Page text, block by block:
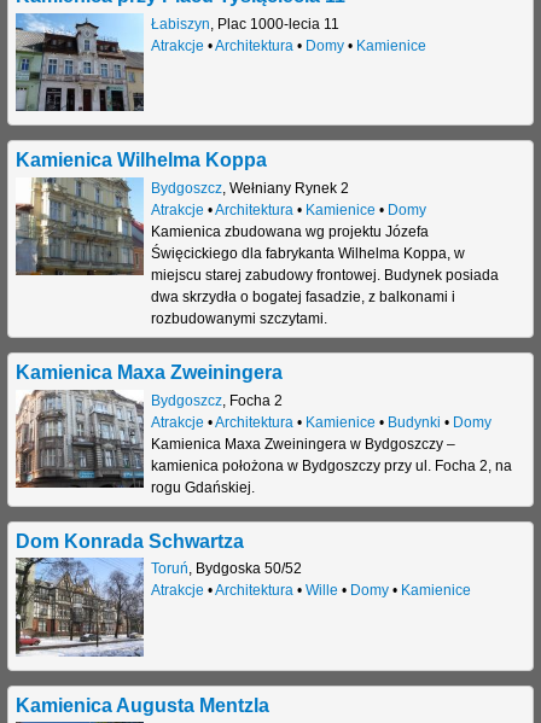
j
Łabiszyn Plac 1000-lecia 11
Atrakcje •Architektura • Domy• Kamienice
Kamienica Wilhelma Koppa
Bydgoszcz, Wełniany Rynek 2
Atrakcje •Architektura • Kamienice • Domy
Kamienica zbudowana wg projektu Józefa
Święcickiego dla fabrykanta Wilhelma Koppa, w
miejscu starej zabudowy frontowej. Budynek posiada
dwa skrzydła o bogatej fasadzie, z balkonami i
rozbudowanymi szczytami.
Kamienica Maxa Zweiningera
Bydgoszcz, Focha 2
Atrakcje •Architektura • Kamienice • Budynki • Domy
Kamienica Maxa Zweiningera w Bydgoszczy –
kamienica położona w Bydgoszczy przy ul. Focha 2, na
rogu Gdańskiej.
Dom Konrada Schwartza
Toruń, Bydgoska 50/52
Atrakcje •Architektura• Wille • Domy• Kamienice
Kamienica Augusta Mentzla